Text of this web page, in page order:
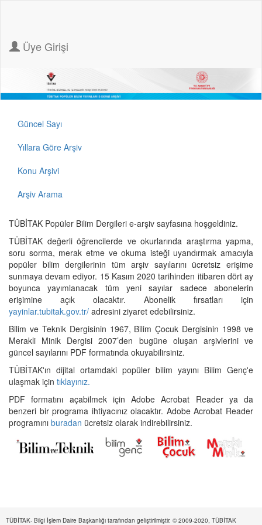
Üye Girişi
Güncel Sayı
Yıllara Göre Arşiv
Konu Arşivi
Arşiv Arama
TÜBİTAK Popüler Bilim Dergileri e-arşiv sayfasına hoşgeldiniz.
TÜBİTAK değerli öğrencilerde ve okurlarında araştırma yapma,
soru sorma, merak etme ve okuma isteği uyandırmak amacıyla
popüler bilim dergilerinin tüm arşiv sayılarını ücretsiz erişime
sunmaya devam ediyor. 15 Kasım 2020 tarihinden itibaren dört ay
boyunca yayımlanacak tüm yeni sayılar sadece abonelerin
erişimine açık olacaktır. Abonelik fırsatları için
yayinlar.tubitak.gov.tr/ adresini ziyaret edebilirsiniz.
Bilim ve Teknik Dergisinin 1967, Bilim Çocuk Dergisinin 1998 ve
Merakli Minik Dergisi 2007’den bugüne oluşan arşivlerini ve
güncel sayılarını PDF formatında okuyabilirsiniz.
TÜBİTAK'ın dijital ortamdaki popüler bilim yayını Bilim Genç'e
ulaşmak için tıklayınız.
PDF formatını açabilmek için Adobe Acrobat Reader ya da
benzeri bir programa ihtiyacınız olacaktır. Adobe Acrobat Reader
programını buradan ücretsiz olarak indirebilirsiniz.
TÜBİTAK- Bilgi İşlem Daire Başkanlığı tarafından geliştirilmiştir. © 2009-2020, TÜBİTAK